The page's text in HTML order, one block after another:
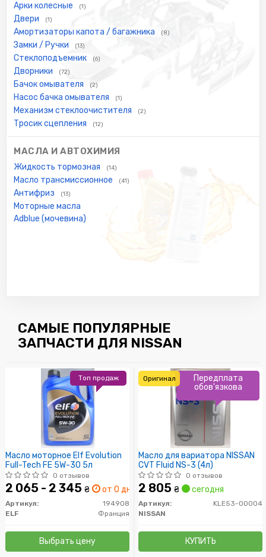
Арки колесные (1)
Двери (1)
Амортизаторы капота / багажника (8)
Замки / Ручки (13)
Стеклоподъемник (6)
Дворники (72)
Бачок омывателя (2)
Насос бачка омывателя (1)
Механизм стеклоочистителя (2)
Тросик сцепления (12)
МАСЛА И АВТОХИМИЯ
Жидкость тормозная (14)
Масло трансмиссионное (41)
Антифриз (13)
Моторные масла
Adblue (мочевина)
САМЫЕ ПОПУЛЯРНЫЕ
ЗАПЧАСТИ ДЛЯ NISSAN
Масло моторное Elf Evolution
Full-Tech FE 5W-30 5л
0 отзывов
2 065 - 2 345 ₴ от 0 дн.
Артикул:
194908
ELF
Франция
Выбрать цену
Топ продаж
Масло для вариатора NISSAN
CVT Fluid NS-3 (4л)
0 отзывов
2 805 ₴ сегодня
Артикул:
KLE53-00004
NISSAN
КУПИТЬ
Передплата
обов'язкова
Оригинал